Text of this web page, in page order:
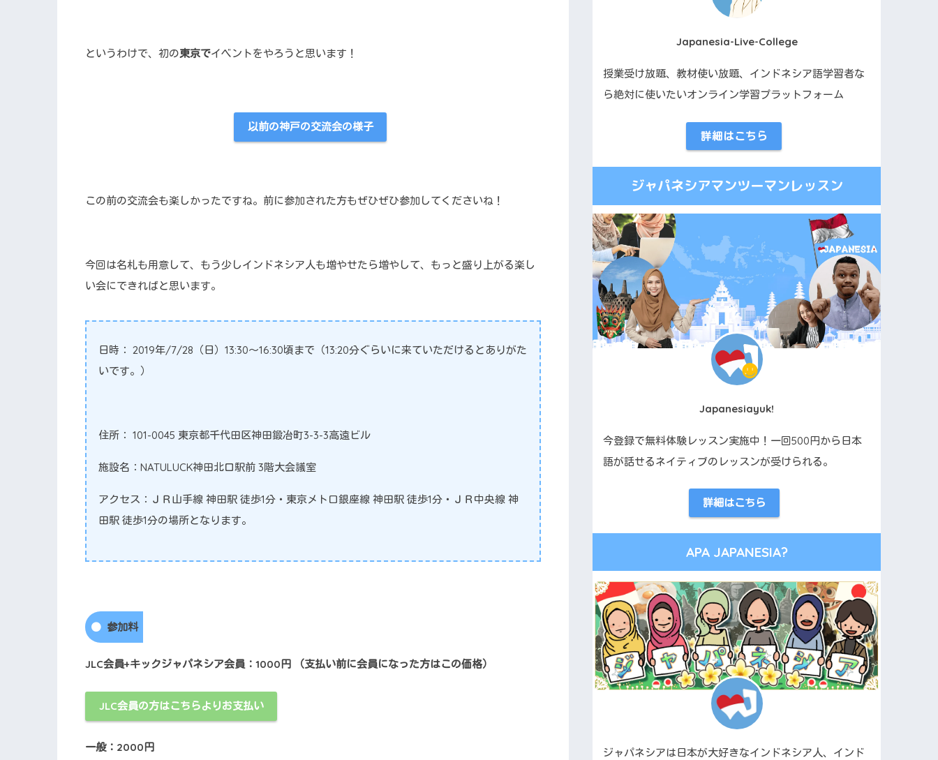
というわけで、初の東京でイベントをやろうと思います！
以前の神戸の交流会の様子
この前の交流会も楽しかったですね。前に参加された方もぜひぜひ参加してくださいね！
今回は名札も用意して、もう少しインドネシア人も増やせたら増やして、もっと盛り上がる楽し
い会にできればと思います。
日時： 2019年/7/28（日）13:30～16:30頃まで（13:20分ぐらいに来ていただけるとありがた
いです。）
住所： 101-0045 東京都千代田区神田鍛冶町3-3-3高遠ビル
施設名：NATULUCK神田北口駅前 3階大会議室
アクセス：ＪＲ山手線 神田駅 徒歩1分・東京メトロ銀座線 神田駅 徒歩1分・ＪＲ中央線 神
田駅 徒歩1分の場所となります。
参加料
JLC会員+キックジャパネシア会員：1000円 （支払い前に会員になった方はこの価格）
JLC会員の方はこちらよりお支払い
一般：2000円
Japanesia-Live-College
授業受け放題、教材使い放題、インドネシア語学習者な
ら絶対に使いたいオンライン学習プラットフォーム
詳細はこちら
ジャパネシアマンツーマンレッスン
Japanesiayuk!
今登録で無料体験レッスン実施中！一回500円から日本
語が話せるネイティブのレッスンが受けられる。
詳細はこちら
APA JAPANESIA?
ジャパネシアは日本が大好きなインドネシア人、インド